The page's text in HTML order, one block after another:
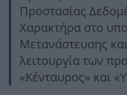
Προστασίας
Χαρακτήρα στο
Μετανάστευσης
λειτουργία των
«Κένταυρος» και